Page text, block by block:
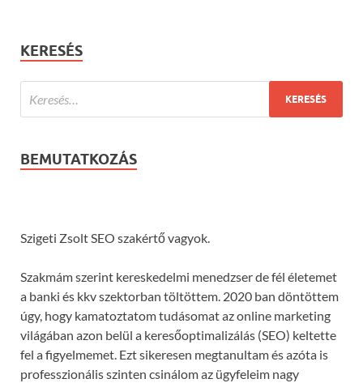
KERESÉS
BEMUTATKOZÁS
Szigeti Zsolt SEO szakértő vagyok.
Szakmám szerint kereskedelmi menedzser de fél életemet
a banki és kkv szektorban töltöttem. 2020 ban döntöttem
úgy, hogy kamatoztatom tudásomat az online marketing
világában azon belül a keresőoptimalizálás (SEO) keltette
fel a figyelmemet. Ezt sikeresen megtanultam és azóta is
professzionális szinten csinálom az ügyfeleim nagy